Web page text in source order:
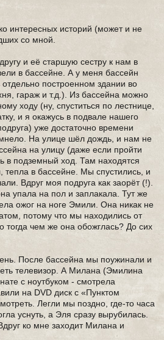
интересных историй (может и не
со мной.
и её старшую сестру к нам в
в бассейне. А у меня бассейн
построенном здании во
гараж и т.д.). Из бассейна можно
ходу (ну, спуститься по лестнице,
и я окажусь в подвале нашего
уже достаточно времени
На улице шёл дождь, и нам не
на улицу (даже если пройти
в подземный ход. Там находятся
тепла в бассейне. Мы спустились, и
Вдруг моя подруга как заорёт (!).
упала на пол и заплакала. Тут же
ожог на ноге Эмили. Она никак не
потому что мы находились от
тогда чем же она обожглась? До сих
После бассейна мы поужинали и
телевизор. А Милана (Эмилина
с ноутбуком - смотрела
на DVD диск с «Пунктом
Легли мы поздно, где-то часа
уснуть, а Эля сразу вырубилась.
ко мне заходит Милана и